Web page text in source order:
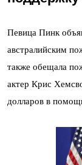
Певица Пинк
австралийским
также обещала
актер Крис
долларов в